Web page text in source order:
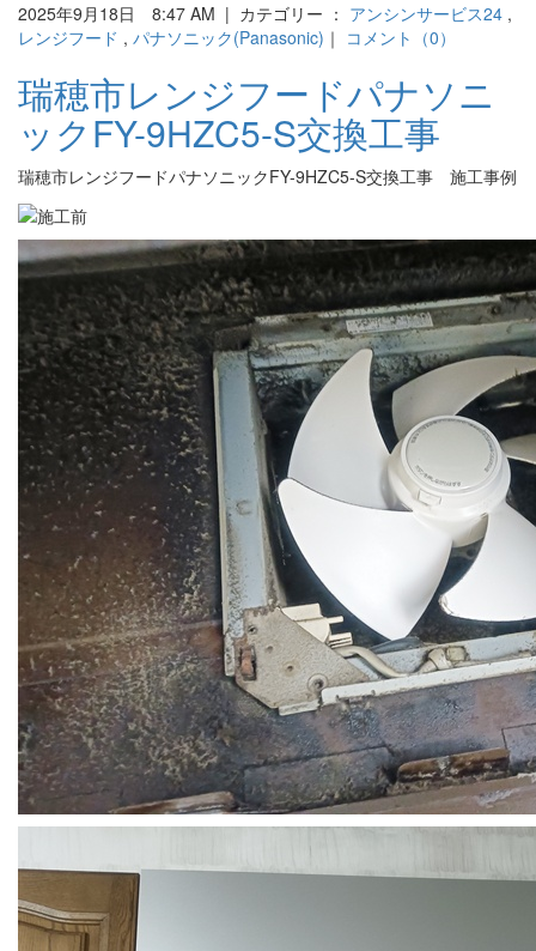
2025年9月18日 8:47 AM | カテゴリー ： アンシンサービス24 ,
レンジフード , パナソニック(Panasonic) ｜ コメント（0）
瑞穂市レンジフードパナソニ
ックFY-9HZC5-S交換工事
瑞穂市レンジフードパナソニックFY-9HZC5-S交換工事 施工事例